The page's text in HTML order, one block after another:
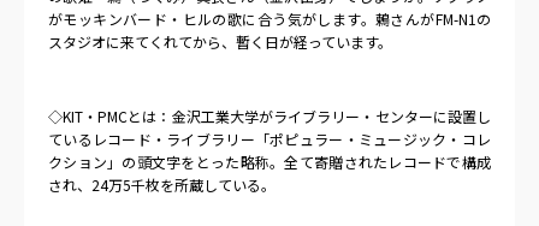
がモッキンバード・ヒルの歌に合う気がします。鶫さんがFM-N1の
スタジオに来てくれてから、暫く日が経っています。
◇KIT ・PMCとは：金沢工業大学がライブラリー・センターに設置し
ているレコード・ライブラリー「ポピュラー・ミュージック・コレ
クション」の頭文字をとった略称。全て寄贈されたレコードで構成
され、 24万5千枚を所蔵している。